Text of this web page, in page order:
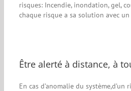
risques: Incendie, inondation, gel,
chaque risque a sa solution avec
Être alerté à distance, à
En cas d’anomalie du